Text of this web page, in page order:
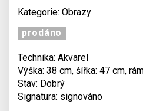
Kategorie: Obrazy
prodáno
Technika: Akvarel
Výška: 38 cm, šířka: 47 cm,
Stav: Dobrý
Signatura: signováno